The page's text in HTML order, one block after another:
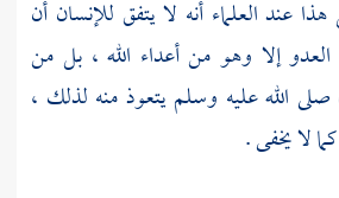
عند العلماء أنه لا يتفق للإنسان أن
إلا وهو من أعداء الله ، بل من
الله عليه وسلم يتعوذ منه لذلك ،
لا يخفى .